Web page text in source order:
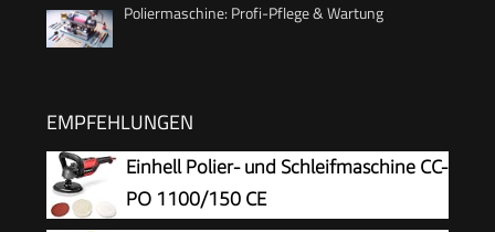
Poliermaschine: Profi-Pflege & Wartung
EMPFEHLUNGEN
Einhell Polier- und Schleifmaschine CC-
PO 1100/150 CE